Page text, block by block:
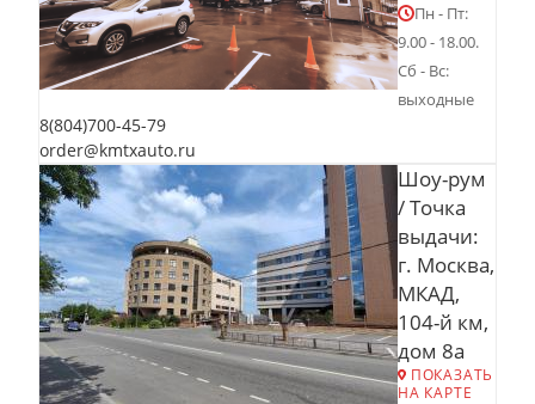
Пн - Пт:
9.00 - 18.00.
Сб - Вс:
выходные
8(804)700-45-79
order@kmtxauto.ru
Шоу-рум
/ Точка
выдачи:
г. Москва,
МКАД,
104-й км,
дом 8а
ПОКАЗАТЬ
НА КАРТЕ